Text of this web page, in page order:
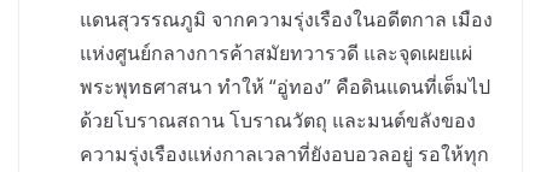
แดนสุวรรณภูมิ จากความรุ่งเรืองในอดีตกาล เมือง
แห่งศูนย์กลางการค้าสมัยทวารวดี และจุดเผยแผ่
พระพุทธศาสนา ทำให้ “อู่ทอง” คือดินแดนที่เต็มไป
ด้วยโบราณสถาน โบราณวัตถุ และมนต์ขลังของ
ความรุ่งเรืองแห่งกาลเวลาที่ยังอบอวลอยู่ รอให้ทุก